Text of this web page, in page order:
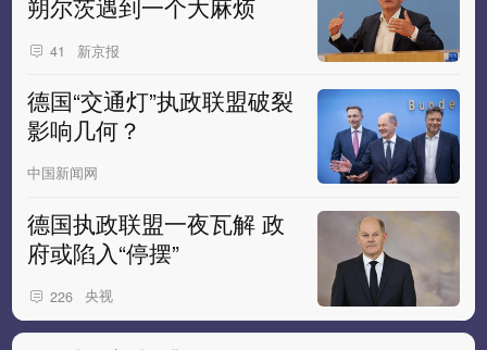
朔尔茨遇到一个大麻烦
41 新京报
德国“交通灯”执政联盟破裂
影响几何？
中国新闻网
德国执政联盟一夜瓦解 政
府或陷入“停摆”
226 央视